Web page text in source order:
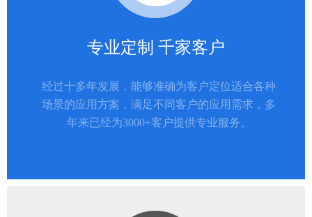
专业定制 千家客户
经过十多年发展，能够准确为客户定位适合各种
场景的应用方案，满足不同客户的应用需求，多
年来已经为3000+客户提供专业服务。